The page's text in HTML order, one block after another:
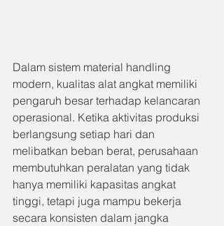
Dalam sistem material handling
modern, kualitas alat angkat memiliki
pengaruh besar terhadap kelancaran
operasional. Ketika aktivitas produksi
berlangsung setiap hari dan
melibatkan beban berat, perusahaan
membutuhkan peralatan yang tidak
hanya memiliki kapasitas angkat
tinggi, tetapi juga mampu bekerja
secara konsisten dalam jangka